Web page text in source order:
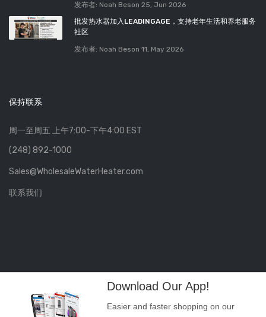
发布者: Noah Beson 25, Jun 2026
批发热水器加入LEADINGAGE，支持老年生活和养老服务
社区
发布者: Noah Beson 11, May 2026
保持联系
周一至周五 上午7:00-下午4:00 EST
(248) 892-1000
Sales@WholesaleWaterHeater.com
联系我们
Download Our App!
Easier and faster shopping on our